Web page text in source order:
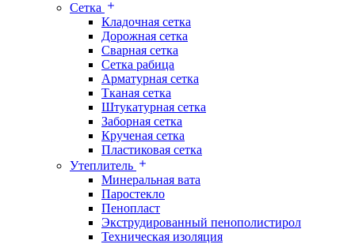
Сетка
Кладочная сетка
Дорожная сетка
Сварная сетка
Сетка рабица
Арматурная сетка
Тканая сетка
Штукатурная сетка
Заборная сетка
Крученая сетка
Пластиковая сетка
Утеплитель
Минеральная вата
Паростекло
Пенопласт
Экструдированный пенополистирол
Техническая изоляция